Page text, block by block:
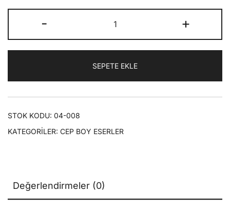
fiyat:
₺60,00.
andaki
₺42,00.
-
Risalesi
|
Boy
Eserler
adet
+
SEPETE EKLE
STOK KODU: 04-008
KATEGORILER: CEP BOY ESERLER
Değerlendirmeler (0)